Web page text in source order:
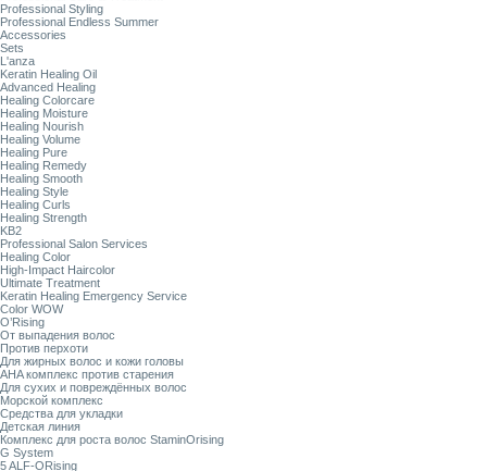
Professional Styling
Professional Endless Summer
Accessories
Sets
L'anza
Keratin Healing Oil
Advanced Healing
Healing Colorcare
Healing Moisture
Healing Nourish
Healing Volume
Healing Pure
Healing Remedy
Healing Smooth
Healing Style
Healing Curls
Healing Strength
KB2
Professional Salon Services
Healing Color
High-Impact Haircolor
Ultimate Treatment
Keratin Healing Emergency Service
Color WOW
O’Rising
От выпадения волос
Против перхоти
Для жирных волос и кожи головы
AHA комплекс против старения
Для сухих и повреждённых волос
Морской комплекс
Средства для укладки
Детская линия
Комплекс для роста волос StaminOrising
G System
5 ALF-ORising